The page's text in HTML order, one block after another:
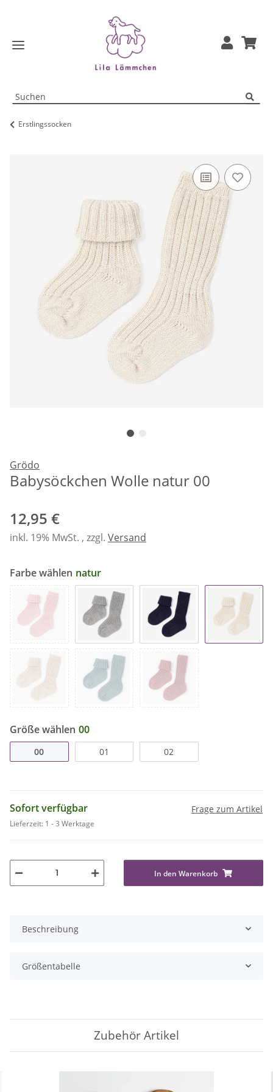
Erstlingssocken
Grödo
Babysöckchen Wolle natur 00
12,95 €
inkl. 19% MwSt. , zzgl. Versand
Farbe wählen natur
Größe wählen 00
00 01 02
Sofort verfügbar
Lieferzeit: 1 - 3 Werktage
Frage zum Artikel
In den Warenkorb
Beschreibung
Größentabelle
Zubehör Artikel